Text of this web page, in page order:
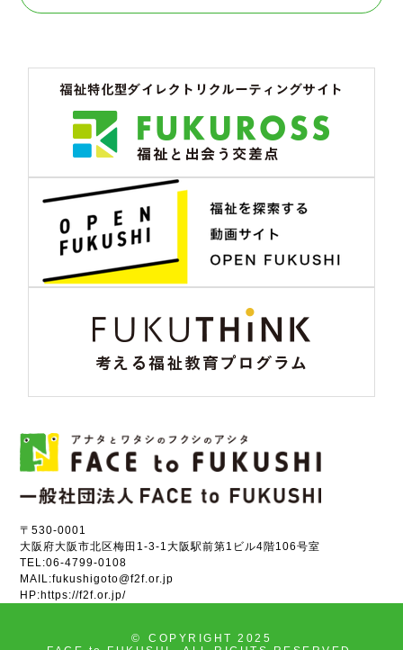
〒530-0001
大阪府大阪市北区梅田1-3-1大阪駅前第1ビル4階106号室
TEL:06-4799-0108
MAIL:fukushigoto@f2f.or.jp
HP:https://f2f.or.jp/
©
COPYRIGHT 2025